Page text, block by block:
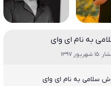
به نام ای وای
1397
سلامی به نام ای وای